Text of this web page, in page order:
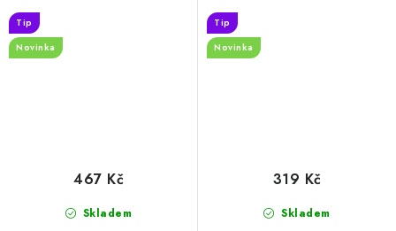
Tip
Novinka
Skladem
467 Kč
Tip
Novinka
Skladem
319 Kč